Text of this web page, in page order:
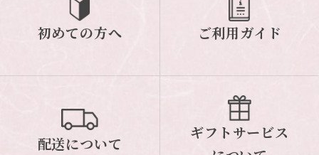
初めての方へ ご利用ガイド
配送について
ギフトサービス